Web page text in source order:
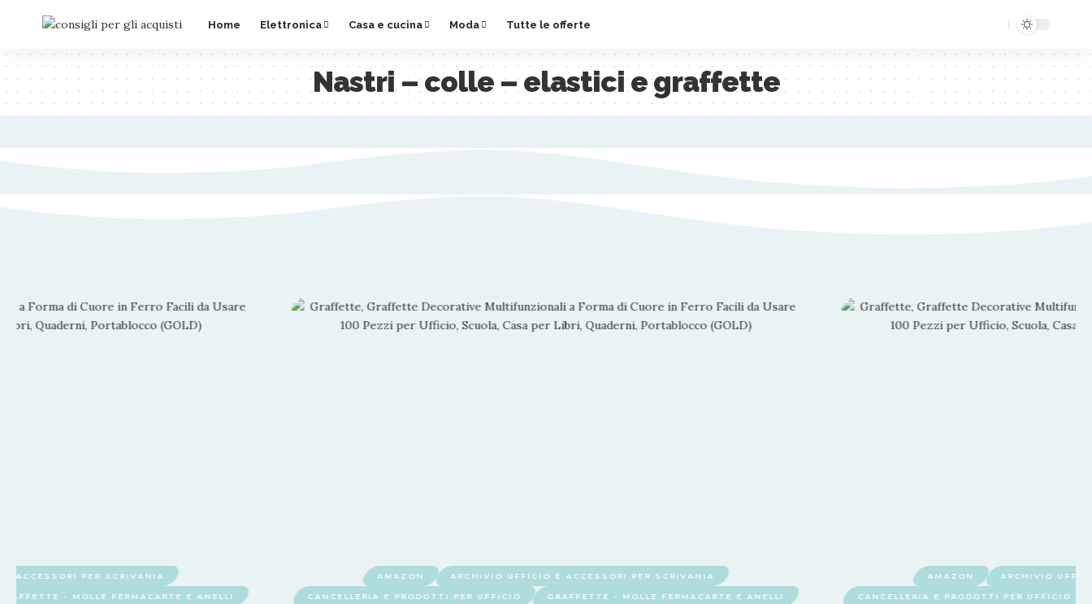
Home Elettronica Casa e cucina Moda Tutte le offerte
Nastri – colle – elastici e graffette
ACCESSORI PER SCRIVANIA
- MOLLE FERMACARTE E ANELLI
AMAZON ARCHIVIO UFFICIO E ACCESSORI PER SCRIVANIA
CANCELLERIA E PRODOTTI PER UFFICIO GRAFFETTE - MOLLE FERMACARTE E ANELLI
AMAZON ARCHIVIO
CANCELLERIA E PRODOTTI PER UFFICIO